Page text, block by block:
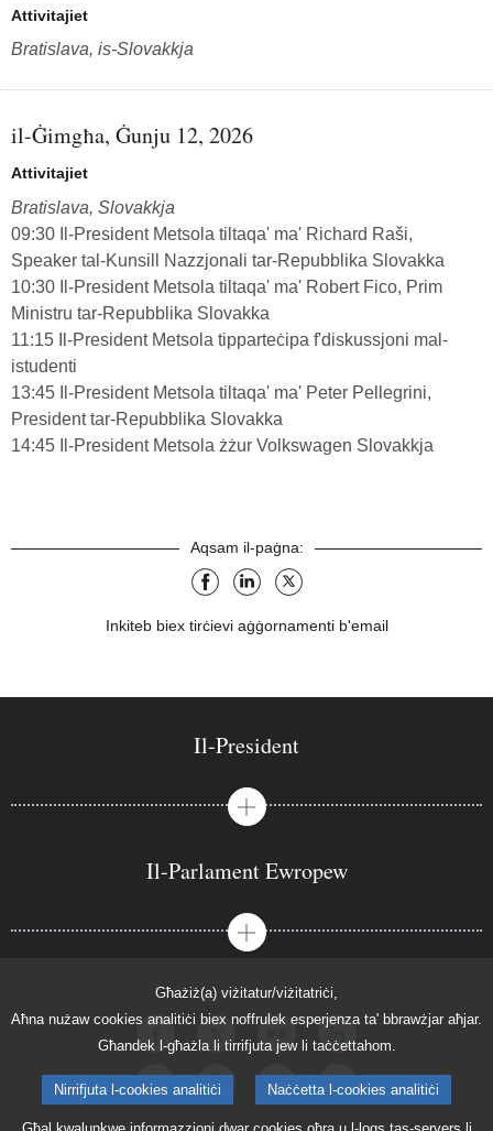
Għażiż(a) viżitatur/viżitatriċi,
Aħna nużaw cookies analitiċi biex noffrulek esperjenza ta' bbrawżjar aħjar.
Għandek l-għażla li tirrifjuta jew li taċċettahom.
Nirrifjuta l-cookies analitiċi Naċċetta l-cookies analitiċi
Attivitajiet
Bratislava, is-Slovakkja
il-Ġimgħa, Ġunju 12, 2026
Attivitajiet
Bratislava, Slovakkja
09:30 Il-President Metsola tiltaqa' ma' Richard Raši,
Speaker tal-Kunsill Nazzjonali tar-Repubblika Slovakka
10:30 Il-President Metsola tiltaqa' ma' Robert Fico, Prim
Ministru tar-Repubblika Slovakka
11:15 Il-President Metsola tipparteċipa f'diskussjoni mal-
istudenti
13:45 Il-President Metsola tiltaqa' ma' Peter Pellegrini,
President tar-Repubblika Slovakka
14:45 Il-President Metsola żżur Volkswagen Slovakkja
Aqsam il-paġna:
facebooklinkedin X
Inkiteb biex tirċievi aġġornamenti b'email
Il-President
Il-Parlament Ewropew